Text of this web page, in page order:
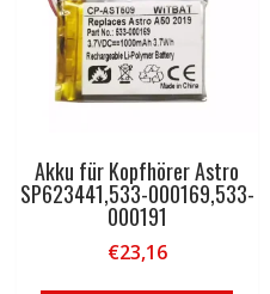
Akku für Kopfhörer Astro
SP623441,533-000169,533-
000191
€23,16